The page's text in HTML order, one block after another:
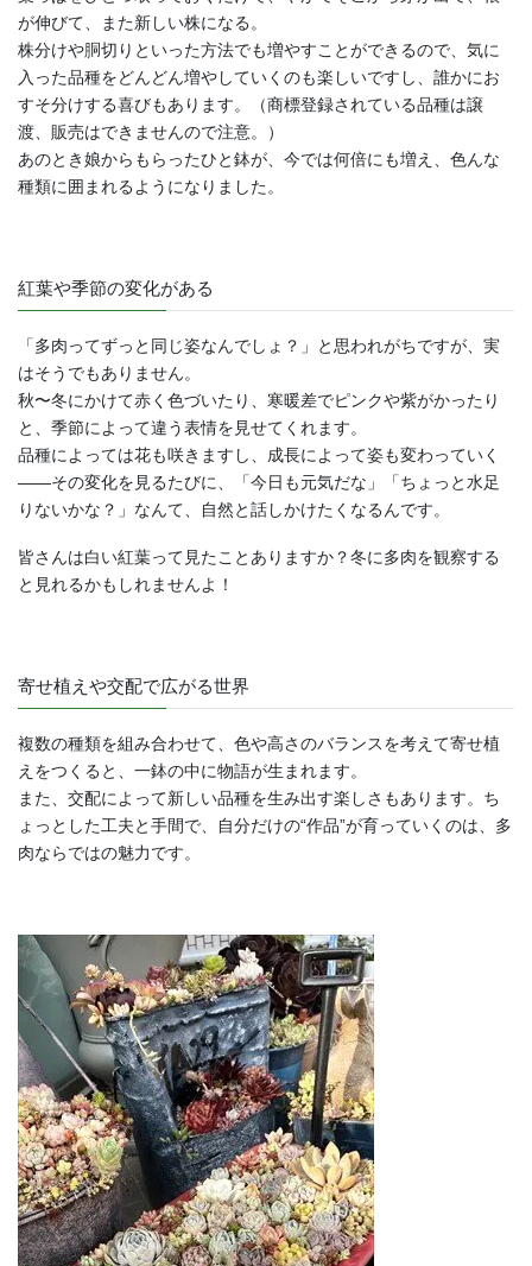
が伸びて、また新しい株になる。
株分けや胴切りといった方法でも増やすことができるので、気に
入った品種をどんどん増やしていくのも楽しいですし、誰かにお
すそ分けする喜びもあります。（商標登録されている品種は譲
渡、販売はできませんので注意。）
あのとき娘からもらったひと鉢が、今では何倍にも増え、色んな
種類に囲まれるようになりました。
紅葉や季節の変化がある
「多肉ってずっと同じ姿なんでしょ？」と思われがちですが、実
はそうでもありません。
秋〜冬にかけて赤く色づいたり、寒暖差でピンクや紫がかったり
と、季節によって違う表情を見せてくれます。
品種によっては花も咲きますし、成長によって姿も変わっていく
――その変化を見るたびに、「今日も元気だな」「ちょっと水足
りないかな？」なんて、自然と話しかけたくなるんです。
皆さんは白い紅葉って見たことありますか？冬に多肉を観察する
と見れるかもしれませんよ！
寄せ植えや交配で広がる世界
複数の種類を組み合わせて、色や高さのバランスを考えて寄せ植
えをつくると、一鉢の中に物語が生まれます。
また、交配によって新しい品種を生み出す楽しさもあります。ち
ょっとした工夫と手間で、自分だけの“作品”が育っていくのは、多
肉ならではの魅力です。